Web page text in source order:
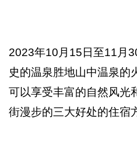
2023年10月15日至11月
史的温泉胜地山中温泉的
可以享受丰富的自然风光
街漫步的三大好处的住宿